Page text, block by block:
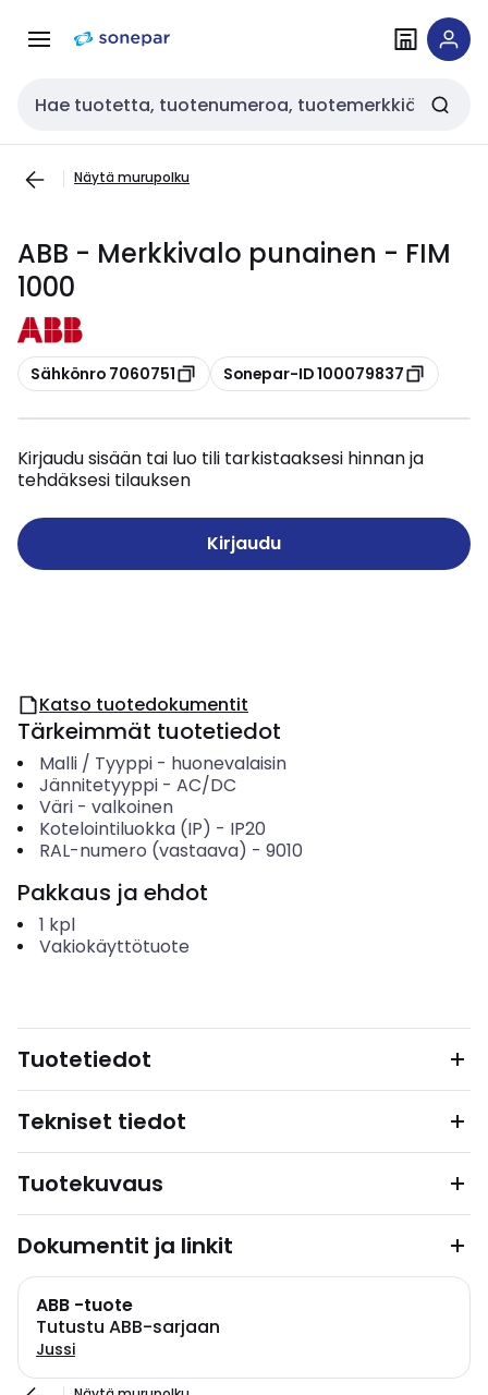
navigointiinsisältöön
Haku
Näytä murupolku
ABB - Merkkivalo punainen - FIM
1000
Kopioi
Sähkönro 7060751 Kopioi
Sonepar-ID 100079837
Kirjaudu sisään tai luo tili tarkistaaksesi hinnan ja
tehdäksesi tilauksen
Kirjaudu
Katso tuotedokumentit
Tärkeimmät tuotetiedot
Malli / Tyyppi- huonevalaisin
Jännitetyyppi- AC/DC
Väri- valkoinen
Kotelointiluokka (IP) - IP20
RAL-numero (vastaava) - 9010
Pakkaus ja ehdot
1 kpl
Vakiokäyttötuote
Tuotetiedot
Tekniset tiedot
Tuotekuvaus
Dokumentit ja linkit
ABB -tuote
Tutustu ABB-sarjaan
Jussi